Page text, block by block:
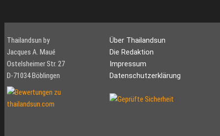
Thailandsun by
Jacques A. Maué
Ostelsheimer Str. 27
D-71034 Böblingen
Über Thailandsun
Die Redaktion
Impressum
Datenschutzerklärung